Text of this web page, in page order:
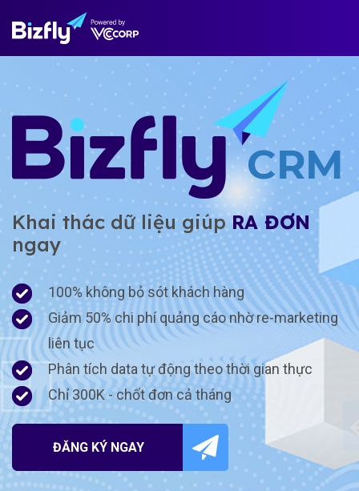
Khai thác dữ liệu giúpRA ĐƠN
ngay
100% không bỏ sót khách hàng
Giảm 50% chi phí quảng cáo nhờ re-marketing
liên tục
Phân tích data tự động theo thời gian thực
Chỉ 300K - chốt đơn cả tháng
ĐĂNG KÝ NGAY